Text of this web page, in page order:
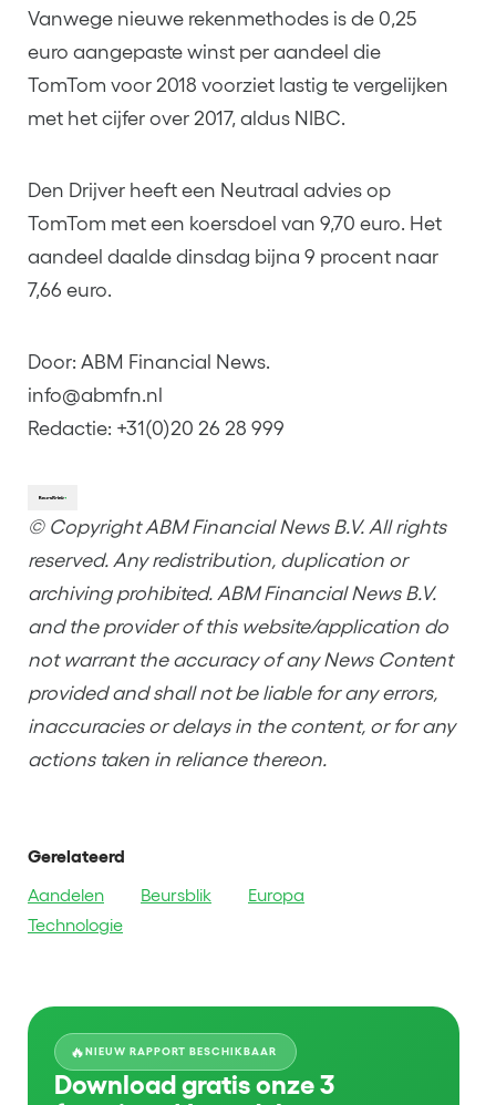
Vanwege nieuwe rekenmethodes is de 0,25
euro aangepaste winst per aandeel die
TomTom voor 2018 voorziet lastig te vergelijken
met het cijfer over 2017, aldus NIBC.
Den Drijver heeft een Neutraal advies op
TomTom met een koersdoel van 9,70 euro. Het
aandeel daalde dinsdag bijna 9 procent naar
7,66 euro.
Door: ABM Financial News.
info@abmfn.nl
Redactie: +31(0)20 26 28 999
© Copyright ABM Financial News B.V. All rights
reserved. Any redistribution, duplication or
archiving prohibited. ABM Financial News B.V.
and the provider of this website/application do
not warrant the accuracy of any News Content
provided and shall not be liable for any errors,
inaccuracies or delays in the content, or for any
actions taken in reliance thereon.
Gerelateerd
Aandelen
Beursblik
Europa
Technologie
🔥NIEUW RAPPORT BESCHIKBAAR
Download gratis onze 3